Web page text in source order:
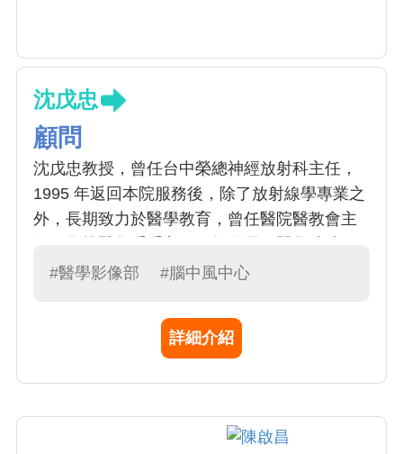
沈戊忠
顧問
沈戊忠教授，曾任台中榮總神經放射科主任，
1995 年返回本院服務後，除了放射線學專業之
外，長期致力於醫學教育，曾任醫院醫教會主
長、健康照護學院院長。並著有「神經放射線
都親自教導醫學生 CT、MRI 判讀。順應時代潮
流，最近也經營「神經放射線學教學網站」方
#醫學影像部 #腦中風中心
詳細介紹